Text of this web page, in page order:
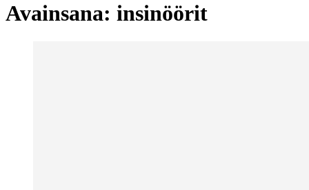
Avainsana: insinöörit